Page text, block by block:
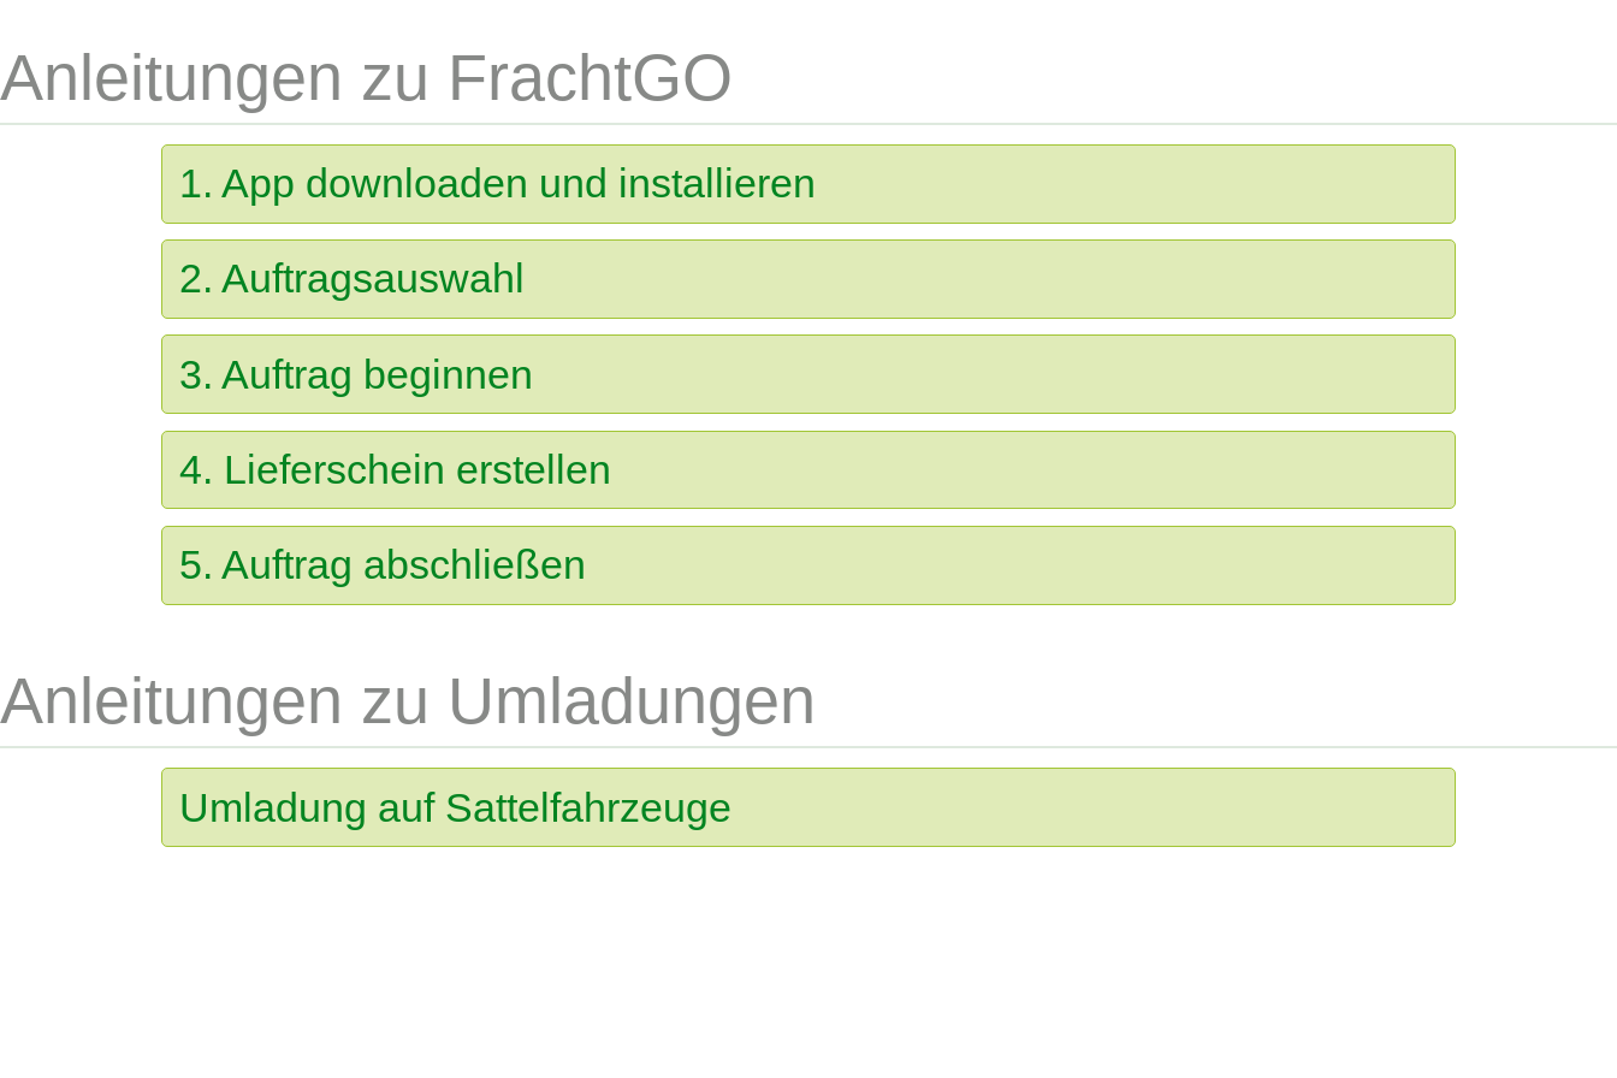
Anleitungen zu FrachtGO
1. App downloaden und installieren
2. Auftragsauswahl
3. Auftrag beginnen
4. Lieferschein erstellen
5. Auftrag abschließen
Anleitungen zu Umladungen
Umladung auf Sattelfahrzeuge